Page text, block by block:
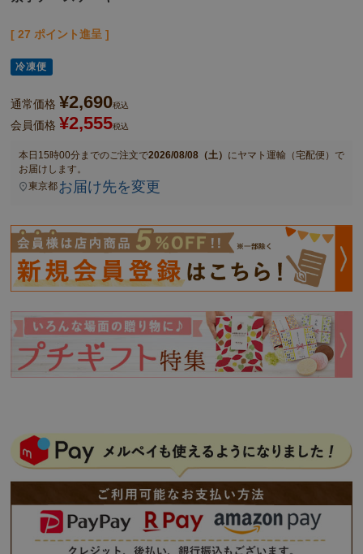
[ 27 ポイント進呈 ]
冷凍便
通常価格 ¥2,690税込
会員価格 ¥2,555税込
本日 15時00分までのご注文で2026/08/08（土） にヤマト運輸（宅配便） で
お届けします。
東京都 お届け先を変更